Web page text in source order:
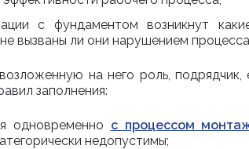
с фундаментом возникнут
вызваны ли они нарушением
на него роль,
заполнения:
одновременно с процессом
недопустимы;